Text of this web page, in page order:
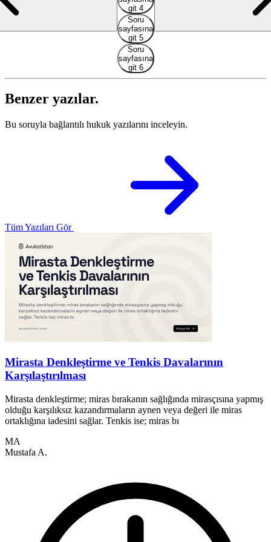
git 4
Soru
sayfasına
git 5
Soru
sayfasına
git 6
Benzer yazılar.
Bu soruyla bağlantılı hukuk yazılarını inceleyin.
Tüm Yazıları Gör
Mirasta Denkleştirme ve Tenkis Davalarının
Karşılaştırılması
Mirasta denkleştirme; miras bırakanın sağlığında mirasçısına yapmış
olduğu karşılıksız kazandırmaların aynen veya değeri ile miras
ortaklığına iadesini sağlar. Tenkis ise; miras bı
MA
Mustafa A.